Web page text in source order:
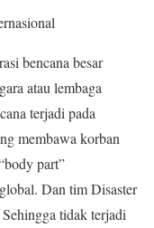
bencana besar
atau lembaga
terjadi pada
membawa korban
part”
Dan tim Disaster
tidak terjadi